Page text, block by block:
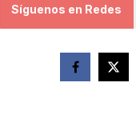
Síguenos en Redes